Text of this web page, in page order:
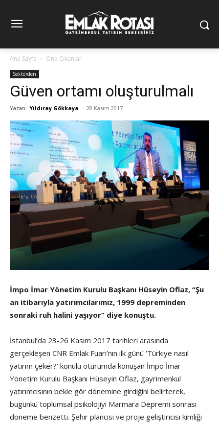
Ana Sayfa Öne Çıkanlar
Sektörden
Güven ortamı oluşturulmalı
Yazan: Yıldıray Gökkaya - 28 Kasım 2017
İmpo İmar Yönetim Kurulu Başkanı Hüseyin Oflaz, “Şu
an itibarıyla yatırımcılarımız, 1999 depreminden
sonraki ruh halini yaşıyor” diye konuştu.
İstanbul’da 23-26 Kasım 2017 tarihleri arasında
gerçekleşen CNR Emlak Fuarı’nın ilk günü ‘Türkiye nasıl
yatırım çeker?’ konulu oturumda konuşan İmpo İmar
Yönetim Kurulu Başkanı Hüseyin Oflaz, gayrimenkul
yatırımcısının bekle gör dönemine girdiğini belirterek,
bugünkü toplumsal psikolojiyi Marmara Depremi sonrası
döneme benzetti. Şehir plancısı ve proje geliştiricisi kimliği